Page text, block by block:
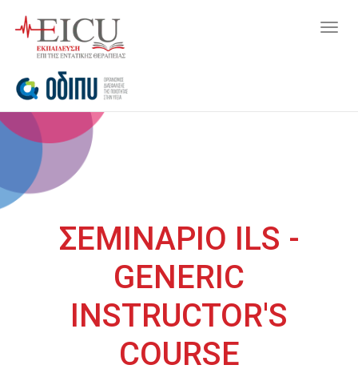
ΣΕΜΙΝΑΡΙΟ ILS -
GENERIC
INSTRUCTOR'S
COURSE